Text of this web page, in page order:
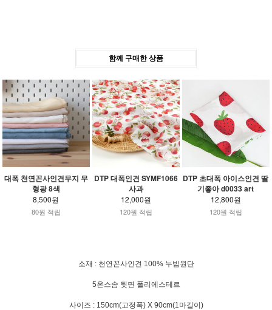
함께 구매한 상품
대폭 천연꼰사인견무지 무
형광 8색
8,500원
80원 적립
DTP 대폭인견 SYMF1066
사과
12,000원
120원 적립
DTP 초대폭 아이스인견 딸
기좋아 d0033 art
12,800원
120원 적립
소재 : 천연꼰사인견 100% 누빔원단
5온스솜 뒷면 폴리에스테르
사이즈 : 150cm(고정폭) X 90cm(1마길이)